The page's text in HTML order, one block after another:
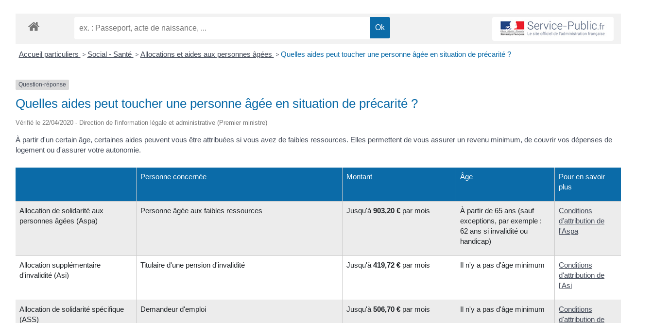
Accueil particuliers > Social - Santé > Allocations et aides aux personnes âgées > Quelles aides peut toucher une personne âgée en situation de précarité ?
Question-réponse
Quelles aides peut toucher une personne âgée en situation de précarité ?
Vérifié le 22/04/2020 - Direction de l'information légale et administrative (Premier ministre)
À partir d'un certain âge, certaines aides peuvent vous être attribuées si vous avez de faibles ressources. Elles permettent de vous assurer un revenu minimum, de couvrir vos dépenses de
logement ou d'assurer votre autonomie.
Personne concernée Montant Âge
Pour en savoir
plus
Allocation de solidarité aux
personnes âgées (Aspa)
Personne âgée aux faibles ressources Jusqu'à 903,20 € par mois
À partir de 65 ans (sauf
exceptions, par exemple :
62 ans si invalidité ou
handicap)
Conditions
d'attribution de
l'Aspa
Allocation supplémentaire
d'invalidité (Asi)
Titulaire d'une pension d'invalidité Jusqu'à 419,72 € par mois Il n'y a pas d'âge minimum
Conditions
d'attribution de
l'Asi
Allocation de solidarité spécifique
(ASS)
Demandeur d'emploi Jusqu'à 506,70 € par mois Il n'y a pas d'âge minimum
Conditions
d'attribution de